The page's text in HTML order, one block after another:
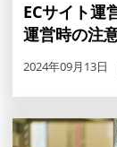
ECサイト運
運営時の注
2024年09月13日